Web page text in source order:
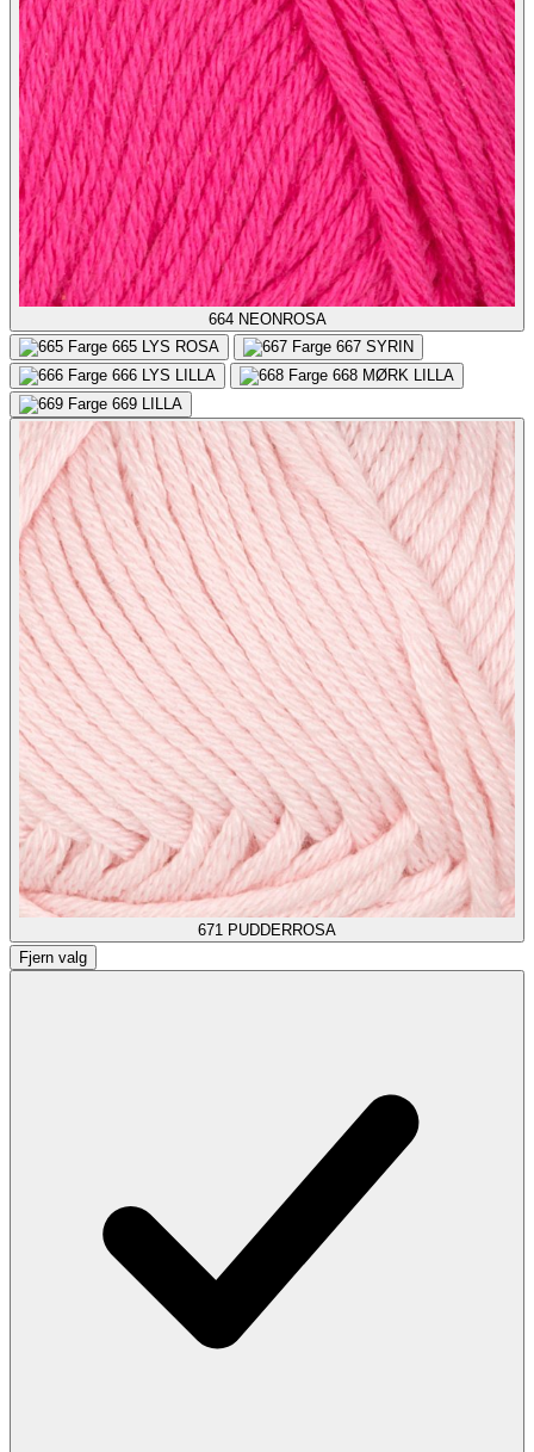
664 NEONROSA
665 LYS ROSA 667 SYRIN
666 LYS LILLA 668 MØRK LILLA
669 LILLA
671 PUDDERROSA
Fjern valg